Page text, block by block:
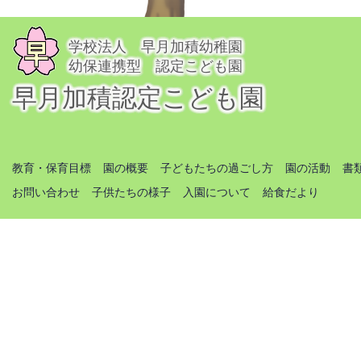
学校法人 早月加積幼稚園
幼保連携型 認定こども園
早月加積認定こども園
教育・保育目標 園の概要 子どもたちの過ごし方 園の活動
書
お問い合わせ
子供たちの様子 入園について 給食だより